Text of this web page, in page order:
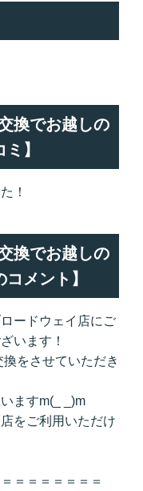
換でお越しの
】
！
換でお越しの
メント】
ードウェイ店にご
います！
をさせていただき
ますm(_ _)m
をご利用いただけ
＝＝＝＝＝＝＝